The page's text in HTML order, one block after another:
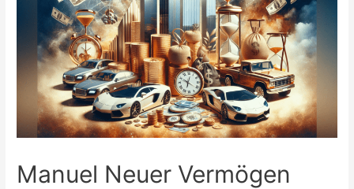
Manuel Neuer Vermögen